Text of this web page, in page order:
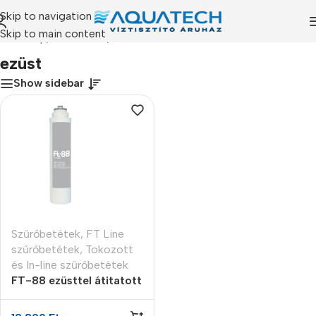
Skip to navigation
Skip to main content
Kezdőlap/Termékeink
ezüst
Show sidebar
Szűrőbetétek, FT Line
szűrőbetétek, Tokozott
és In-line szűrőbetétek
FT-88 ezüsttel átitatott
granulált aktívszén
vízszűrő betét (GAC)